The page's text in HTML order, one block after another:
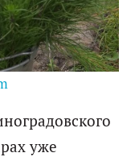
уже